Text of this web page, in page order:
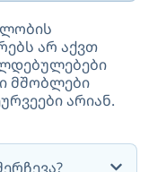
არ აქვთ
მშობლები
არიან.